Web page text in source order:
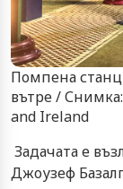
Помпена
вътре /
and Ireland
Задачата е
Джоузеф